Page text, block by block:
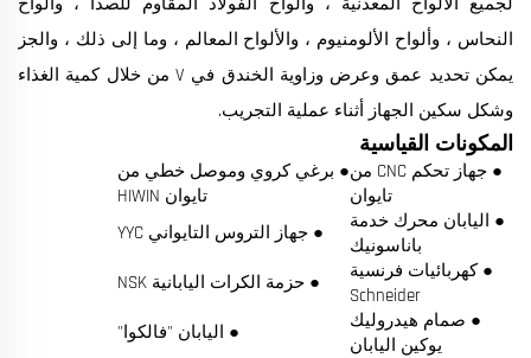
النحاس ، وألواح الألومنيوم ، والألواح المعالم ، وما إلى ذلك ، والجز
يمكن تحديد عمق وعرض وزاوية الخندق في V من خلال كمية الغذاء
وشكل سكين الجهاز أثناء عملية التجريب.
المكونات القياسية
● جهاز تحكم CNC من
تايوان
● برغي كروي وموصل خطي من
تايوان HIWIN
● اليابان محرك خدمة
باناسونيك
● جهاز التروس التايواني YYC
● كهربائيات فرنسية
Schneider
● حزمة الكرات اليابانية NSK
● صمام هيدروليك
يوكين اليابان
● اليابان "فالكوا"